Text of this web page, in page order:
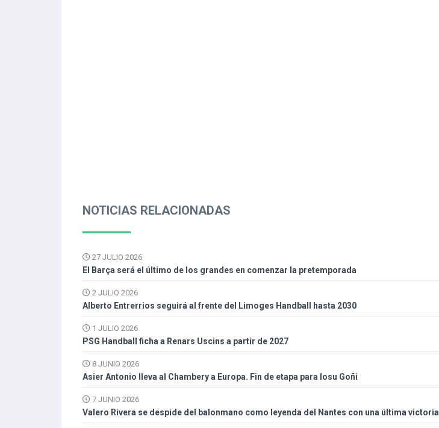
NOTICIAS RELACIONADAS
27 JULIO 2026
El Barça será el último de los grandes en comenzar la pretemporada
2 JULIO 2026
Alberto Entrerrios seguirá al frente del Limoges Handball hasta 2030
1 JULIO 2026
PSG Handball ficha a Renars Uscins a partir de 2027
8 JUNIO 2026
Asier Antonio lleva al Chambery a Europa. Fin de etapa para Iosu Goñi
7 JUNIO 2026
Valero Rivera se despide del balonmano como leyenda del Nantes con una última victoria